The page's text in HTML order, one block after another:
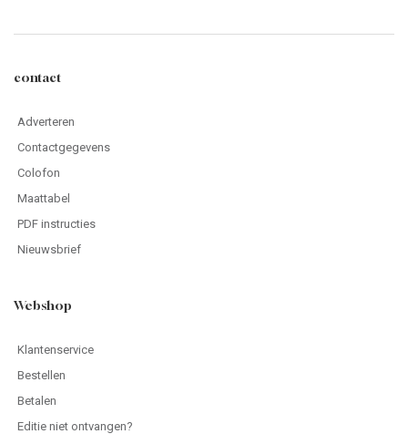
contact
Adverteren
Contactgegevens
Colofon
Maattabel
PDF instructies
Nieuwsbrief
Webshop
Klantenservice
Bestellen
Betalen
Editie niet ontvangen?